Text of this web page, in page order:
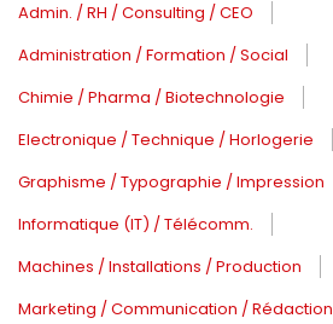
Admin. / RH / Consulting / CEO
Administration / Formation / Social
Chimie / Pharma / Biotechnologie
Electronique / Technique / Horlogerie
Graphisme / Typographie / Impression
Informatique (IT) / Télécomm.
Machines / Installations / Production
Marketing / Communication / Rédaction